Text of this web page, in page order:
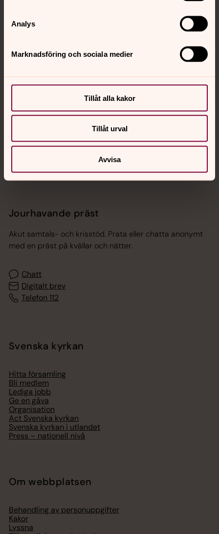
Analys
Marknadsföring och sociala medier
Tillåt alla kakor
Tillåt urval
Avvisa
Kontakt
Jourhavande präst
Akut samtals- och krisstöd. Prata eller chatta anonymt
med en präst på kvällar och nätter.
Chatt
Digitalt brev
Telefon 112
Svenska kyrkan
Hitta församling
Bli medlem
Lediga jobb
Ge en gåva
Organisation
Act Svenska kyrkan
Svenska kyrkan i utlandet
Press – nationell nivå
Om webbplatsen
Behandling av personuppgifter
Kakor
Lyssna